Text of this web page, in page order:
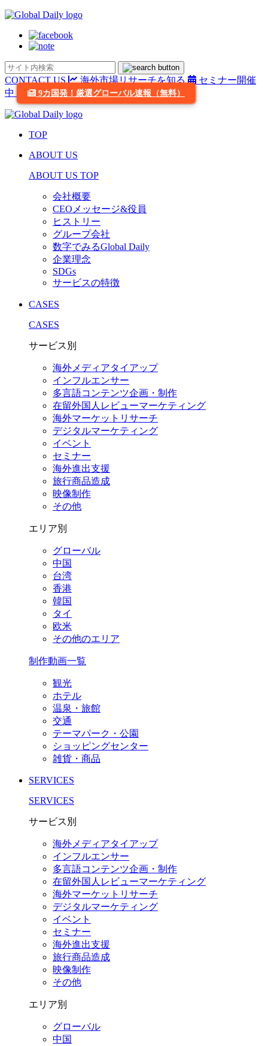
CONTACT US 海外市場リサーチを知る
セミナー開催
中
9カ国発！厳選グローバル速報（無料）
TOP
ABOUT US
ABOUT US TOP
会社概要
CEOメッセージ&役員
ヒストリー
グループ会社
数字でみるGlobal Daily
企業理念
SDGs
サービスの特徴
CASES
CASES
サービス別
海外メディアタイアップ
インフルエンサー
多言語コンテンツ企画・制作
在留外国⼈レビューマーケティング
海外マーケットリサーチ
デジタルマーケティング
イベント
セミナー
海外進出支援
旅行商品造成
映像制作
その他
エリア別
グローバル
中国
台湾
香港
韓国
タイ
欧米
その他のエリア
制作動画一覧
観光
ホテル
温泉・旅館
交通
テーマパーク・公園
ショッピングセンター
雑貨・商品
SERVICES
SERVICES
サービス別
海外メディアタイアップ
インフルエンサー
多言語コンテンツ企画・制作
在留外国⼈レビューマーケティング
海外マーケットリサーチ
デジタルマーケティング
イベント
セミナー
海外進出支援
旅行商品造成
映像制作
その他
エリア別
グローバル
中国